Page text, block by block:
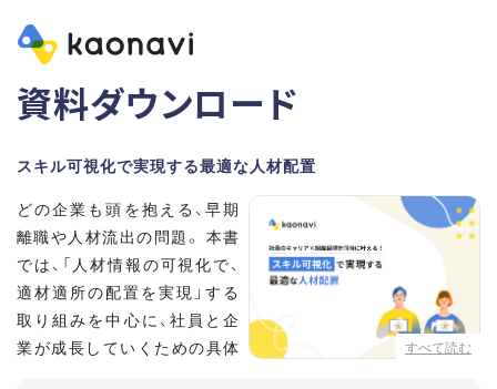
資料ダウンロード
スキル可視化で実現する最適な人材配置
すべて読む
どの企業も頭を抱える、早期
離職や人材流出の問題。 本書
では、「人材情報の可視化で、
適材適所の配置を実現」する
取り組みを中心に、社員と企
業が成長していくための具体